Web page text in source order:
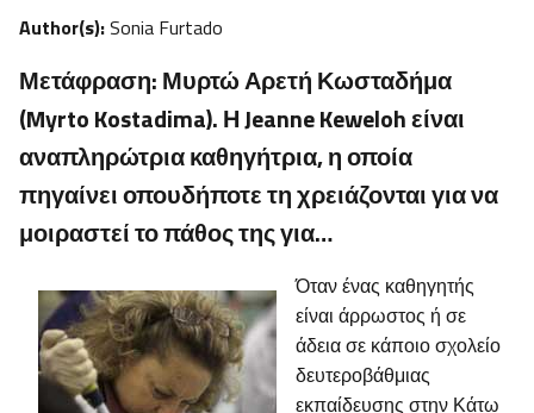
Author(s):Sonia Furtado
Μετάφραση: Μυρτώ Αρετή Κωσταδήμα
(Myrto Kostadima). Η Jeanne Keweloh είναι
αναπληρώτρια καθηγήτρια, η οποία
πηγαίνει οπουδήποτε τη χρειάζονται για να
μοιραστεί το πάθος της για…
Όταν ένας καθηγητής
είναι άρρωστος ή σε
άδεια σε κάποιο σχολείο
δευτεροβάθμιας
εκπαίδευσης στην Κάτω